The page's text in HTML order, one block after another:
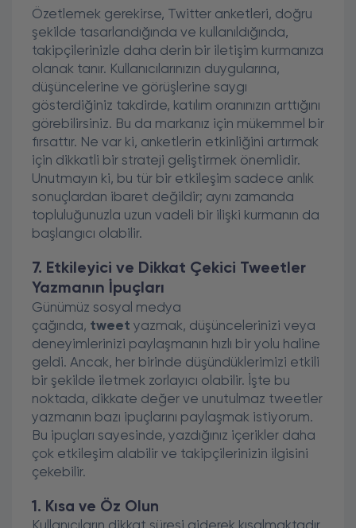
Özetlemek gerekirse, Twitter anketleri, doğru
şekilde tasarlandığında ve kullanıldığında,
takipçilerinizle daha derin bir iletişim kurmanıza
olanak tanır. Kullanıcılarınızın duygularına,
düşüncelerine ve görüşlerine saygı
gösterdiğiniz takdirde, katılım oranınızın arttığını
görebilirsiniz. Bu da markanız için mükemmel bir
fırsattır. Ne var ki, anketlerin etkinliğini artırmak
için dikkatli bir strateji geliştirmek önemlidir.
Unutmayın ki, bu tür bir etkileşim sadece anlık
sonuçlardan ibaret değildir; aynı zamanda
topluluğunuzla uzun vadeli bir ilişki kurmanın da
başlangıcı olabilir.
7. Etkileyici ve Dikkat Çekici Tweetler
Yazmanın İpuçları
Günümüz sosyal medya
çağında, tweet yazmak, düşüncelerinizi veya
deneyimlerinizi paylaşmanın hızlı bir yolu haline
geldi. Ancak, her birinde düşündüklerimizi etkili
bir şekilde iletmek zorlayıcı olabilir. İşte bu
noktada, dikkate değer ve unutulmaz tweetler
yazmanın bazı ipuçlarını paylaşmak istiyorum.
Bu ipuçları sayesinde, yazdığınız içerikler daha
çok etkileşim alabilir ve takipçilerinizin ilgisini
çekebilir.
1. Kısa ve Öz Olun